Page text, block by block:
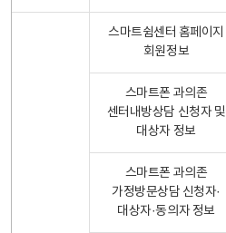
스마트쉼센터 홈페이지
회원정보
스마트폰 과의존
센터내방상담 신청자 및
대상자 정보
스마트폰 과의존
가정방문상담 신청자·
대상자·동의자 정보